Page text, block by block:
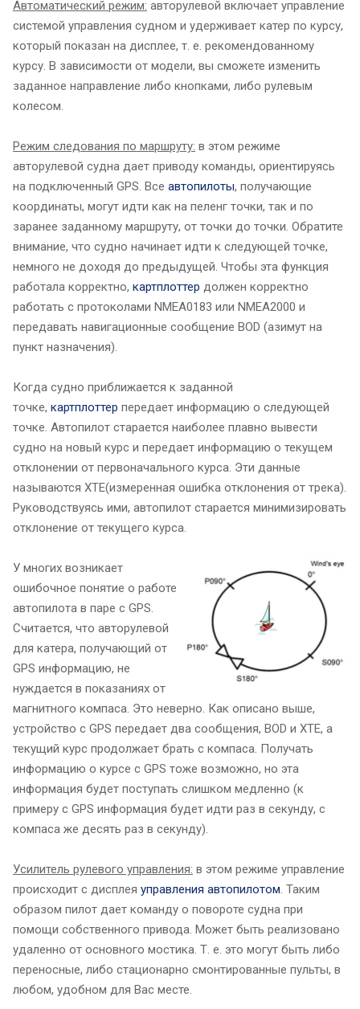
Автоматический режим: авторулевой включает управление
системой управления судном и удерживает катер по курсу,
который показан на дисплее, т. е. рекомендованному
курсу. В зависимости от модели, вы сможете изменить
заданное направление либо кнопками, либо рулевым
колесом.
Режим следования по маршруту: в этом режиме
авторулевой судна дает приводу команды, ориентируясь
на подключенный GPS. Все автопилоты, получающие
координаты, могут идти как на пеленг точки, так и по
заранее заданному маршруту, от точки до точки. Обратите
внимание, что судно начинает идти к следующей точке,
немного не доходя до предыдущей. Чтобы эта функция
работала корректно, картплоттер должен корректно
работать с протоколами NMEA0183 или NMEA2000 и
передавать навигационные сообщение BOD (азимут на
пункт назначения).
Когда судно приближается к заданной
точке, картплоттер передает информацию о следующей
точке. Автопилот старается наиболее плавно вывести
судно на новый курс и передает информацию о текущем
отклонении от первоначального курса. Эти данные
называются XTE(измеренная ошибка отклонения от трека).
Руководствуясь ими, автопилот старается минимизировать
отклонение от текущего курса.
У многих возникает
ошибочное понятие о работе
автопилота в паре с GPS.
Считается, что авторулевой
для катера, получающий от
GPS информацию, не
нуждается в показаниях от
магнитного компаса. Это неверно. Как описано выше,
устройство с GPS передает два сообщения, BOD и XTE, а
текущий курс продолжает брать с компаса. Получать
информацию о курсе с GPS тоже возможно, но эта
информация будет поступать слишком медленно (к
примеру с GPS информация будет идти раз в секунду, с
компаса же десять раз в секунду).
Усилитель рулевого управления: в этом режиме управление
происходит с дисплея управления автопилотом. Таким
образом пилот дает команду о повороте судна при
помощи собственного привода. Может быть реализовано
удаленно от основного мостика. Т. е. это могут быть либо
переносные, либо стационарно смонтированные пульты, в
любом, удобном для Вас месте.